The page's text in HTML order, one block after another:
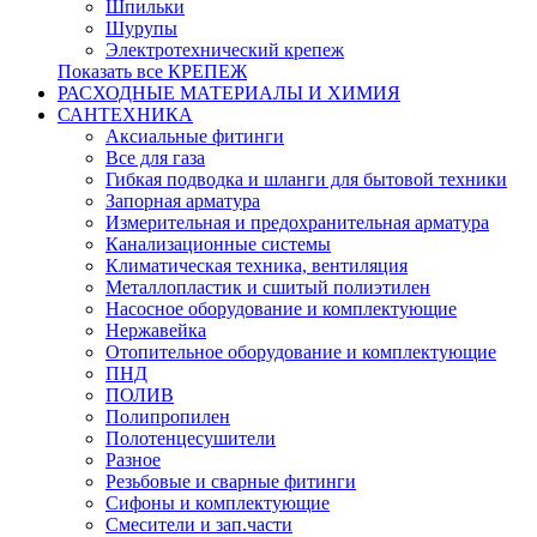
Шпильки
Шурупы
Электротехнический крепеж
Показать все КРЕПЕЖ
РАСХОДНЫЕ МАТЕРИАЛЫ И ХИМИЯ
САНТЕХНИКА
Аксиальные фитинги
Все для газа
Гибкая подводка и шланги для бытовой техники
Запорная арматура
Измерительная и предохранительная арматура
Канализационные системы
Климатическая техника, вентиляция
Металлопластик и сшитый полиэтилен
Насосное оборудование и комплектующие
Нержавейка
Отопительное оборудование и комплектующие
ПНД
ПОЛИВ
Полипропилен
Полотенцесушители
Разное
Резьбовые и сварные фитинги
Сифоны и комплектующие
Смесители и зап.части